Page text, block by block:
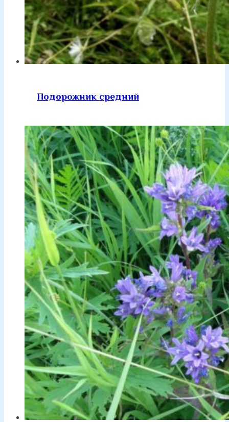
Подорожник средний